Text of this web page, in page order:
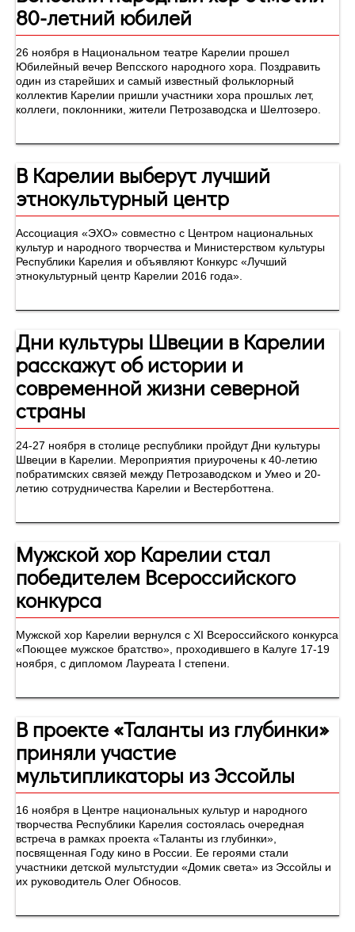
80-летний юбилей
26 ноября в Национальном театре Карелии прошел
Юбилейный вечер Вепсского народного хора. Поздравить
один из старейших и самый известный фольклорный
коллектив Карелии пришли участники хора прошлых лет,
коллеги, поклонники, жители Петрозаводска и Шелтозеро.
В Карелии выберут лучший
этнокультурный центр
Ассоциация «ЭХО» совместно с Центром национальных
культур и народного творчества и Министерством культуры
Республики Карелия и объявляют Конкурс «Лучший
этнокультурный центр Карелии 2016 года».
Дни культуры Швеции в Карелии
расскажут об истории и
современной жизни северной
страны
24-27 ноября в столице республики пройдут Дни культуры
Швеции в Карелии. Мероприятия приурочены к 40-летию
побратимских связей между Петрозаводском и Умео и 20-
летию сотрудничества Карелии и Вестерботтена.
Мужской хор Карелии стал
победителем Всероссийского
конкурса
Мужской хор Карелии вернулся с XI Всероссийского конкурса
«Поющее мужское братство», проходившего в Калуге 17-19
ноября, с дипломом Лауреата I степени.
В проекте «Таланты из глубинки»
приняли участие
мультипликаторы из Эссойлы
16 ноября в Центре национальных культур и народного
творчества Республики Карелия состоялась очередная
встреча в рамках проекта «Таланты из глубинки»,
посвященная Году кино в России. Ее героями стали
участники детской мультстудии «Домик света» из Эссойлы и
их руководитель Олег Обносов.